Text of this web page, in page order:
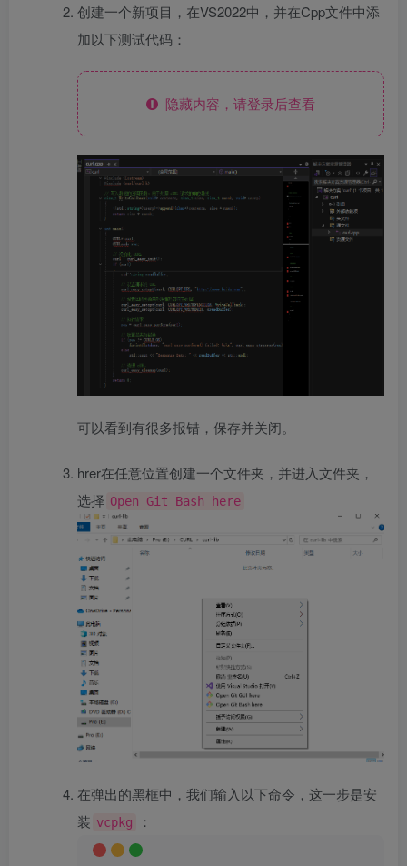
创建一个新项目，在VS2022中，并在Cpp文件中添
加以下测试代码：
隐藏内容，请登录后查看
可以看到有很多报错，保存并关闭。
hrer在任意位置创建一个文件夹，并进入文件夹，
选择 Open Git Bash here
在弹出的黑框中，我们输入以下命令，这一步是安
装 vcpkg ：